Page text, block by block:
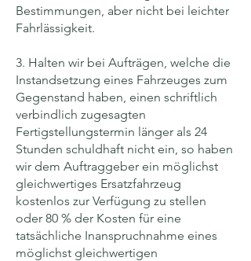
Bestimmungen, aber nicht bei leichter
Fahrlässigkeit.
3. Halten wir bei Aufträgen, welche die
Instandsetzung eines Fahrzeuges zum
Gegenstand haben, einen schriftlich
verbindlich zugesagten
Fertigstellungstermin länger als 24
Stunden schuldhaft nicht ein, so haben
wir dem Auftraggeber ein möglichst
gleichwertiges Ersatzfahrzeug
kostenlos zur Verfügung zu stellen
oder 80 % der Kosten für eine
tatsächliche Inanspruchnahme eines
möglichst gleichwertigen